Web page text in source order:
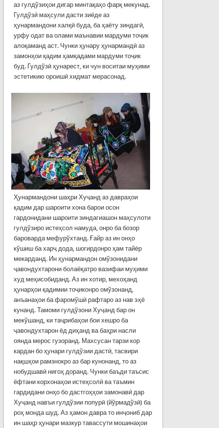
аз гулдўзиҳои дигар минтақаҳо фарқ мекунад.
Гулдўзӣ маҳсули дасти зиёде аз
ҳунармандони халқӣ буда, ба ҳаёту зиндагӣ,
урфу одат ва олами маънавии мардуми тоҷик
алоқаманд аст. Чунки ҳунару ҳунармандӣ аз
замонҳои қадим ҳамқадами мардуми тоҷик
буд. Гулдўзӣ ҳунарест, ки чун воситаи муҳими
эстетикию ороишӣ хидмат мерасонад.
Ҳунармандони шаҳри Хуҷанд аз давраҳои
қадим дар шароити хона барои осон
гардонидани шароити зиндагиашон маҳсулоти
гулдўзиро истеҳсол намуда, онро ба бозор
бароварда мефурўхтанд. Ғайр аз ин онҳо
кўшиш ба харҷ дода, шогирдонро ҳам тайёр
мекарданд. Ин ҳунармандон омўзонидани
ҷавондухтарони болаёқатро вазифаи муҳими
худ меҳисобиданд. Аз ин хотир, мехоҳанд
ҳунарҳои қадимии тоҷиконро омўзонанд,
анъанаҳои ба фаромўшӣ рафтаро аз нав эҳё
кунанд. Тамоми гулдўзони Хуҷанд бар он
мекўшанд, ки таҷрибаҳои бои хешро ба
ҷавондухтарон ёд диҳанд ва баҳри насли
оянда мерос гузоранд. Махсусан тарзи кор
кардан бо ҳунари гулдўзии дастӣ, тасвири
нақшҳои рамзнокро аз бар кунонанд, то аз
нобудшавӣ нигоҳ доранд. Чунки баъди таъсис
ёфтани корхонаҳои истеҳсолӣ ва таъмин
гардидани онҳо бо дастгоҳҳои замонавӣ дар
Хуҷанд навъи гулдўзии попурӣ (йўрмадўзӣ) ба
роҳ монда шуд. Аз ҳамон давра то инҷониб дар
ин шаҳр ҳунари мазкур тавассути мошинаҳои